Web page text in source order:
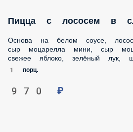
Пицца с лососем в
Основа на белом соусе,
сыр моцарелла мини, сыр
свежее яблоко, зелёный лук,
1 порц.
970 ₽